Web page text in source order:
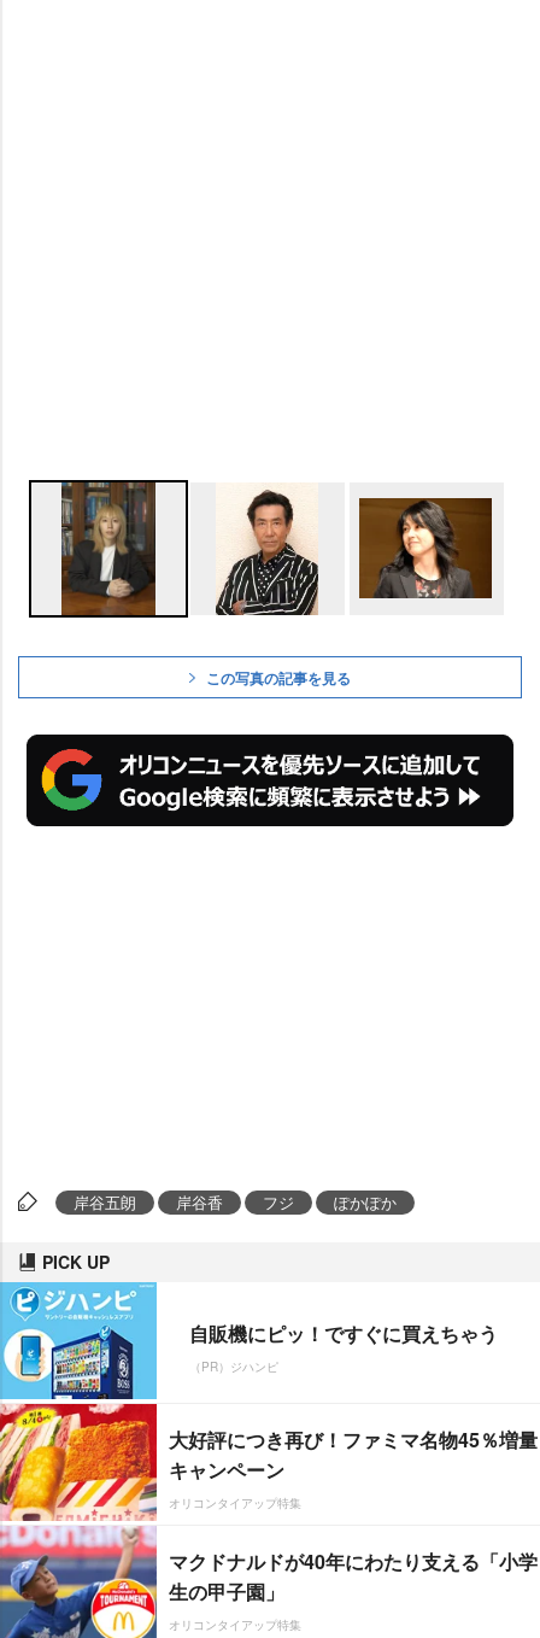
この写真の記事を見る
岸谷五朗 岸谷香 フジ ぽかぽか
PICK UP
自販機にピッ！ですぐに買えちゃう
（PR）ジハンピ
大好評につき再び！ファミマ名物45％増量
キャンペーン
オリコンタイアップ特集
マクドナルドが40年にわたり支える「小学
生の甲子園」
オリコンタイアップ特集